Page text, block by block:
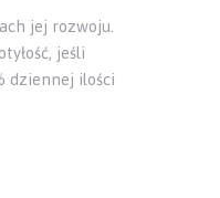
jej rozwoju.
jeśli
dziennej ilości